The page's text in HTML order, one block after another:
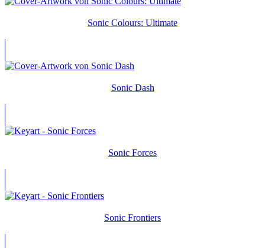
Sonic Colours: Ultimate
Sonic Dash
Sonic Forces
Sonic Frontiers